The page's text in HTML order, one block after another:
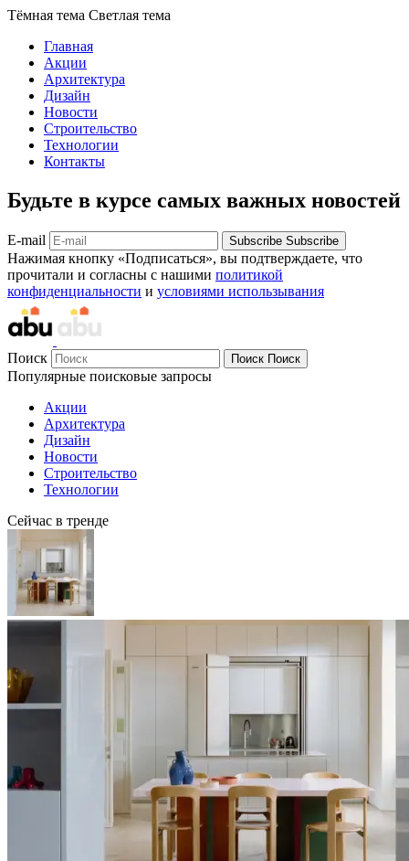
Тёмная тема Светлая тема
Главная
Акции
Архитектура
Дизайн
Новости
Строительство
Технологии
Контакты
Будьте в курсе самых важных новостей
E-mail Subscribe Subscribe
Нажимая кнопку «Подписаться», вы подтверждаете, что
прочитали и согласны с нашими политикой
конфиденциальности и условиями использывания
Поиск Поиск Поиск
Популярные поисковые запросы
Акции
Архитектура
Дизайн
Новости
Строительство
Технологии
Сейчас в тренде